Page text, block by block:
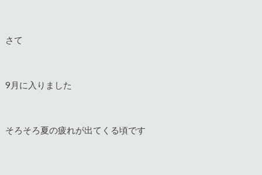
さて
9月に入りました
そろそろ夏の疲れが出てくる頃です